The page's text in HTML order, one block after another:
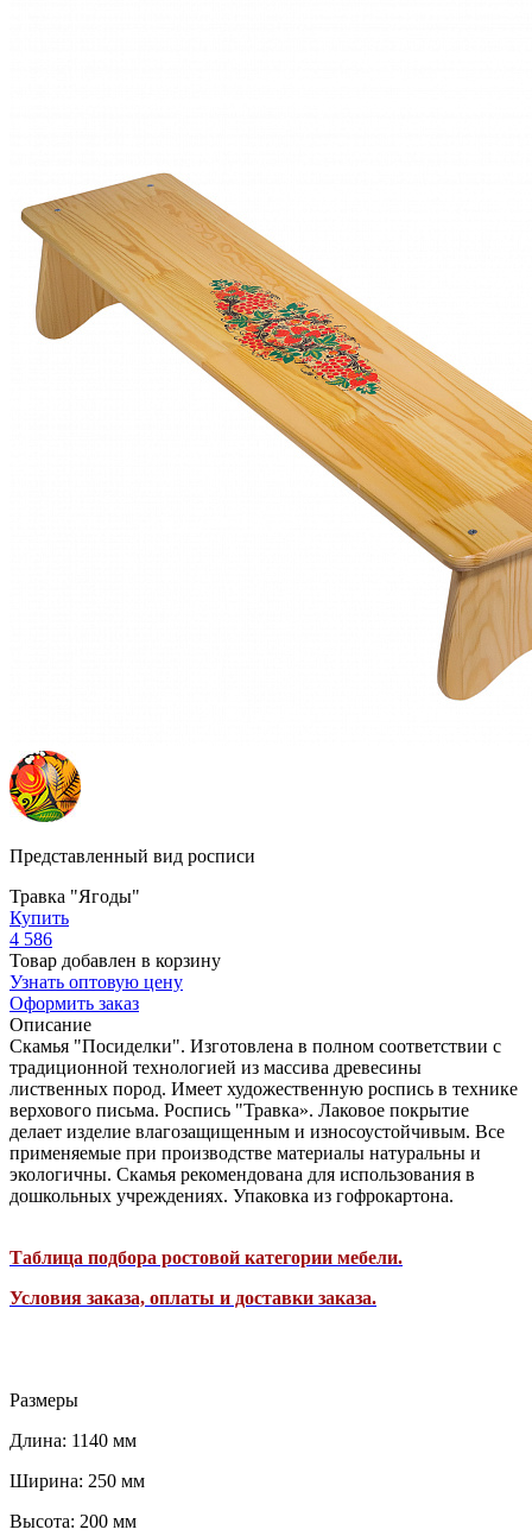
Представленный вид росписи
Травка "Ягоды"
Купить
4 586
Товар добавлен в корзину
Узнать оптовую цену
Оформить заказ
Описание
Скамья "Посиделки". Изготовлена в полном соответствии с
традиционной технологией из массива древесины
лиственных пород. Имеет художественную роспись в технике
верхового письма. Роспись "Травка». Лаковое покрытие
делает изделие влагозащищенным и износоустойчивым. Все
применяемые при производстве материалы натуральны и
экологичны. Скамья рекомендована для использования в
дошкольных учреждениях. Упаковка из гофрокартона.
Таблица подбора ростовой категории мебели.
Условия заказа, оплаты и доставки заказа.
Размеры
Длина: 1140 мм
Ширина: 250 мм
Высота: 200 мм